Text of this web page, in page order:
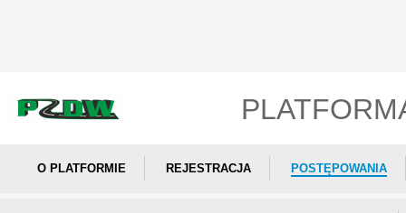
O PLATFORMIE REJESTRACJA POSTĘPOWANIA